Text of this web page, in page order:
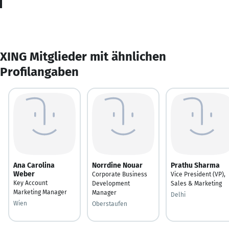
XING Mitglieder mit ähnlichen
Profilangaben
Ana Carolina
Weber
Key Account
Marketing Manager
Wien
Norrdine Nouar
Corporate Business
Development
Manager
Oberstaufen
Prathu Sharma
Vice President (VP),
Sales & Marketing
Delhi